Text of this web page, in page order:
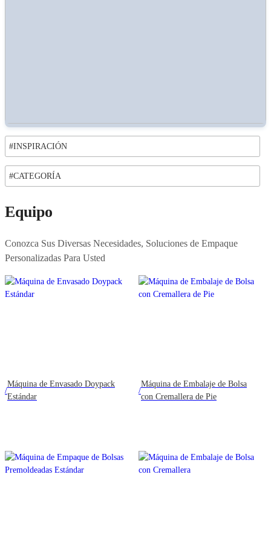
#INSPIRACIÓN
#CATEGORÍA
Equipo
Conozca Sus Diversas Necesidades, Soluciones de Empaque
Personalizadas Para Usted
/
Máquina de Envasado Doypack
Estándar
/
Máquina de Embalaje de Bolsa
con Cremallera de Pie